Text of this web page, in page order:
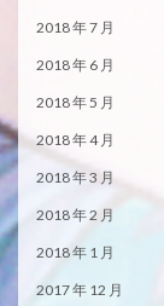
2018 年 7 月
2018 年 6 月
2018 年 5 月
2018 年 4 月
2018 年 3 月
2018 年 2 月
2018 年 1 月
2017 年 12 月